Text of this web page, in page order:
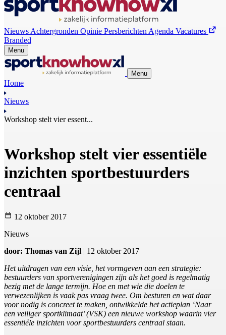
Nieuws Achtergronden Opinie Persberichten Agenda Vacatures
Branded
Menu
Menu
Home
Nieuws
Workshop stelt vier essent...
Workshop stelt vier essentiële
inzichten sportbestuurders
centraal
12 oktober 2017
Nieuws
door: Thomas van Zijl | 12 oktober 2017
Het uitdragen van een visie, het vormgeven aan een strategie:
bestuurders van sportverenigingen zijn als het goed is regelmatig
bezig met de lange termijn. Hoe en met wie die doelen te
verwezenlijken is vaak pas vraag twee. Om besturen en wat daar
voor nodig is concreet te maken, ontwikkelde het actieplan ‘Naar
een veiliger sportklimaat’ (VSK) een nieuwe workshop waarin vier
essentiële inzichten voor sportbestuurders centraal staan.